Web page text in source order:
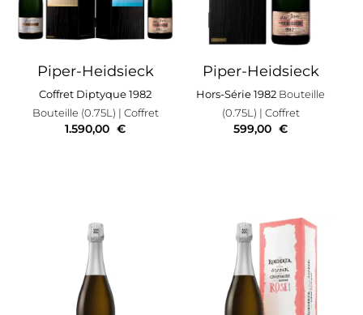
Piper-Heidsieck
Coffret Diptyque 1982
Bouteille (0.75L) | Coffret
1.590,00 €
Piper-Heidsieck
Hors-Série 1982 Bouteille
(0.75L) | Coffret
599,00 €